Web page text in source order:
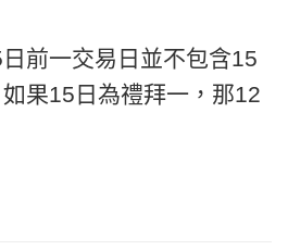
前一交易日並不包含15
果15日為禮拜一，那12